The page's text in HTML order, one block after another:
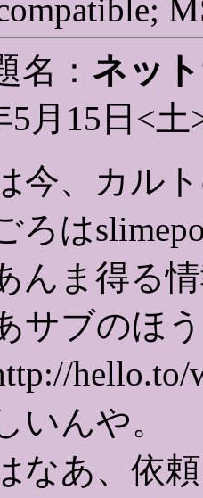
名： ネッ
月15日<土
今、カル
ろは
んま得る
サブのほ
いんや。
なあ、依